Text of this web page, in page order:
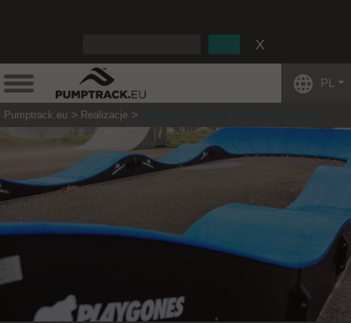
PL
Pumptrack.eu Realizacje Pumptrack - Vilette d\'Anthon (Francja)